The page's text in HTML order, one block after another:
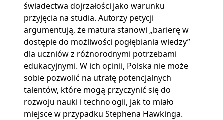
świadectwa dojrzałości jako warunku
przyjęcia na studia. Autorzy petycji
argumentują, że matura stanowi „barierę w
dostępie do możliwości pogłębiania wiedzy”
dla uczniów z różnorodnymi potrzebami
edukacyjnymi. W ich opinii, Polska nie może
sobie pozwolić na utratę potencjalnych
talentów, które mogą przyczynić się do
rozwoju nauki i technologii, jak to miało
miejsce w przypadku Stephena Hawkinga.